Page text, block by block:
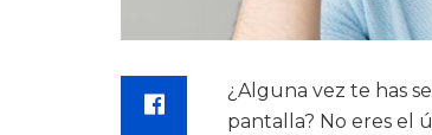
¿Alguna vez te has
pantalla? No eres el